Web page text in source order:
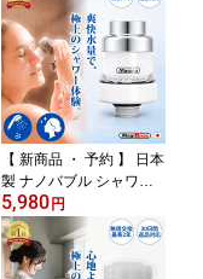
co 】 送料無料 日本製 ヘ
ア キャッチャー 排水溝
カバー ステンレス ごみ
ネット 排水口リング 排
水溝リング 排水溝ネット
蓋 浴室 風呂 お風呂場 プ
レゼント ギフト 便利
【 新商品 ・ 予約 】 日本
製 ナノバブル シャワー
ヘッド マイクロナノバブ
ル アダプタ 【 第四世
代・改良版 マジバブル｜
川崎エンジニアリング 】
5,980 円